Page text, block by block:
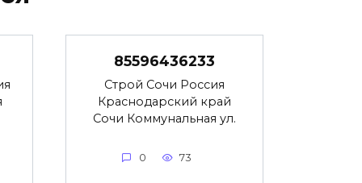
85596436233
Строй Сочи Россия
Краснодарский край
Сочи Коммунальная ул.
0 73